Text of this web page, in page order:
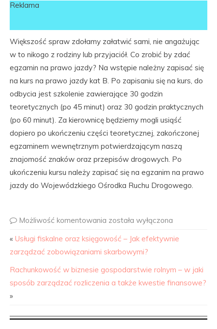
Reklama
Większość spraw zdołamy załatwić sami, nie angażując
w to nikogo z rodziny lub przyjaciół. Co zrobić by zdać
egzamin na prawo jazdy? Na wstępie należny zapisać się
na kurs na prawo jazdy kat B. Po zapisaniu się na kurs, do
odbycia jest szkolenie zawierające 30 godzin
teoretycznych (po 45 minut) oraz 30 godzin praktycznych
(po 60 minut). Za kierownicę będziemy mogli usiąść
dopiero po ukończeniu części teoretycznej, zakończonej
egzaminem wewnętrznym potwierdzającym naszą
znajomość znaków oraz przepisów drogowych. Po
ukończeniu kursu należy zapisać się na egzanim na prawo
jazdy do Wojewódzkiego Ośrodka Ruchu Drogowego.
Możliwość komentowania została wyłączona
« Usługi fiskalne oraz księgowość – Jak efektywnie
zarządzać zobowiązaniami skarbowymi?
Rachunkowość w biznesie gospodarstwie rolnym – w jaki
sposób zarządzać rozliczenia a także kwestie finansowe?
»